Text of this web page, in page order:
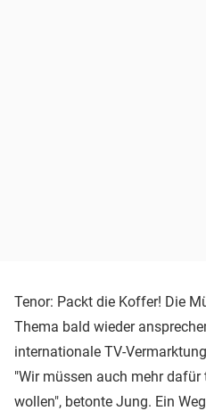
Tenor: Packt die Koffer! Die
Thema bald wieder
internationale TV-
"Wir müssen auch mehr
wollen", betonte Jung. Ein